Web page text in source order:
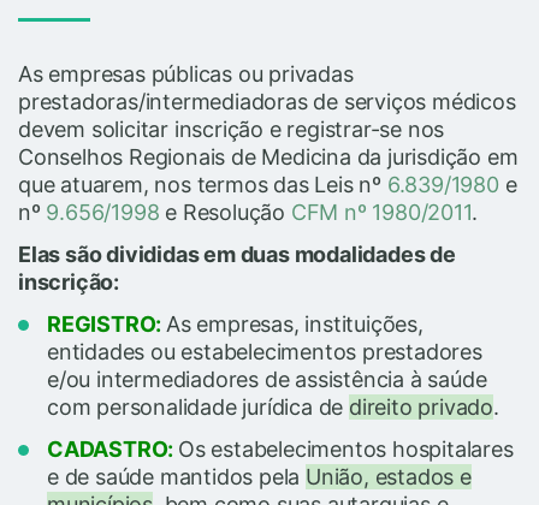
As empresas públicas ou privadas
prestadoras/intermediadoras de serviços médicos
devem solicitar inscrição e registrar-se nos
Conselhos Regionais de Medicina da jurisdição em
que atuarem, nos termos das Leis nº 6.839/1980 e
nº 9.656/1998 e Resolução CFM nº 1980/2011.
Elas são divididas em duas modalidades de
inscrição:
REGISTRO: As empresas, instituições,
entidades ou estabelecimentos prestadores
e/ou intermediadores de assistência à saúde
com personalidade jurídica de direito privado.
CADASTRO: Os estabelecimentos hospitalares
e de saúde mantidos pela União, estados e